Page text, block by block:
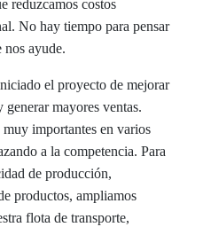
reduzcamos costos
No hay tiempo para pensar
nos ayude.
el proyecto de mejorar
mayores ventas.
importantes en varios
a la competencia. Para
de producción,
productos, ampliamos
flota de transporte,